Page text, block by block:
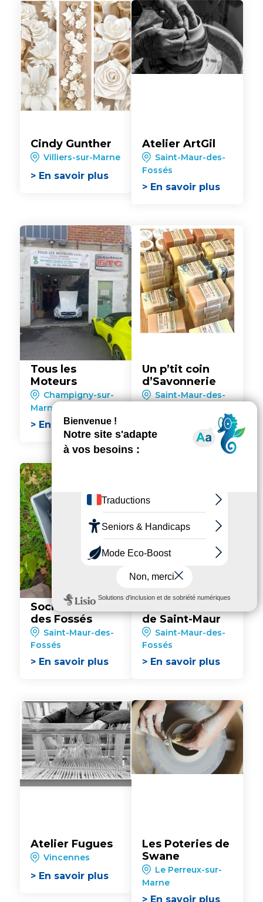
Cindy Gunther
Villiers-sur-Marne
> En savoir plus
Atelier ArtGil
Saint-Maur-des-
Fossés
> En savoir plus
Tous les
Moteurs
Champigny-sur-
Marne
> En savoir plus
Un p’tit coin
d’Savonnerie
Saint-Maur-des-
> En savoir plus
Société du Vin
des Fossés
Saint-Maur-des-
Fossés
> En savoir plus
de Saint-Maur
Saint-Maur-des-
Fossés
> En savoir plus
Atelier Fugues
Vincennes
> En savoir plus
Les Poteries de
Swane
Le Perreux-sur-
Marne
> En savoir plus